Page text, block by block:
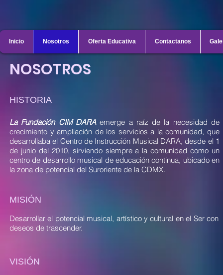
NOSOTROS
HISTORIA
La Fundación CIM DARAemerge a raíz de la necesidad de
crecimiento y ampliación de los servicios a la comunidad, que
desarrollaba el Centro de Instrucción Musical DARA, desde el 1
de junio del 2010, sirviendo siempre a la comunidad como un
centro de desarrollo musical de educación continua, ubicado en
la zona de potencial del Suroriente de la CDMX.
MISIÓN
Desarrollar el potencial musical, artístico y cultural en el Ser con
deseos de trascender.
VISIÓN
Inicio Nosotros Oferta Educativa Contactanos